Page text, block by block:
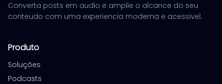
Converta posts em audio e amplie o alcance do seu
conteudo com uma experiencia moderna e acessivel.
Produto
Soluções
Podcasts